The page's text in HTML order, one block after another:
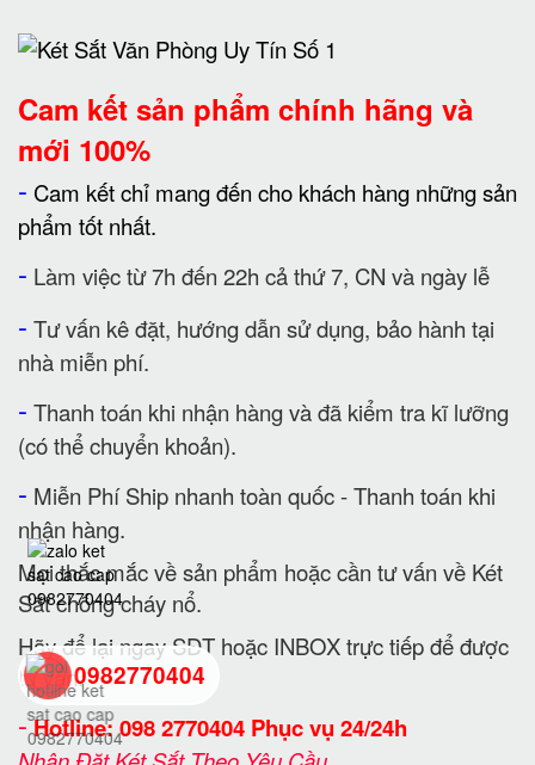
Cam kết sản phẩm chính hãng và
mới 100%
- Cam kết chỉ mang đến cho khách hàng những sản
phẩm tốt nhất.
- Làm việc từ 7h đến 22h cả thứ 7, CN và ngày lễ
- Tư vấn kê đặt, hướng dẫn sử dụng, bảo hành tại
nhà miễn phí.
- Thanh toán khi nhận hàng và đã kiểm tra kĩ lưỡng
(có thể chuyển khoản).
- Miễn Phí Ship nhanh toàn quốc - Thanh toán khi
nhận hàng.
Mọi thắc mắc về sản phẩm hoặc cần tư vấn về Két
Sắt chống cháy nổ.
Hãy để lại ngay SĐT hoặc INBOX trực tiếp để được
tư vấn.
-Hotline: 098 2770404 Phục vụ 24/24h
0982770404